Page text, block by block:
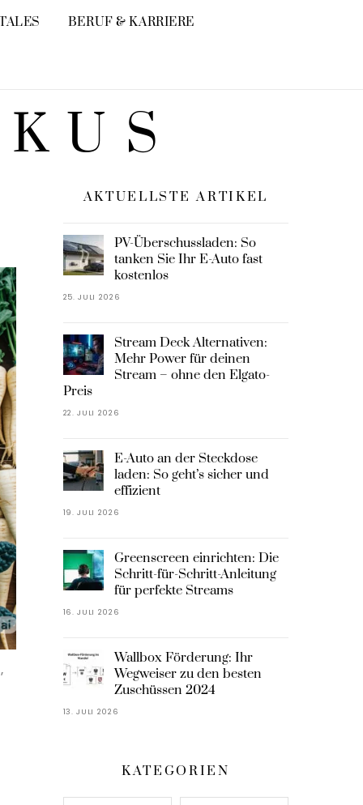
BERUF & KARRIERE
,
AKTUELLSTE ARTIKEL
PV-Überschussladen: So
tanken Sie Ihr E-Auto fast
kostenlos
25. JULI 2026
Stream Deck Alternativen:
Mehr Power für deinen
Stream – ohne den Elgato-
Preis
22. JULI 2026
E-Auto an der Steckdose
laden: So geht’s sicher und
effizient
19. JULI 2026
Greenscreen einrichten: Die
Schritt-für-Schritt-Anleitung
für perfekte Streams
16. JULI 2026
Wallbox Förderung: Ihr
Wegweiser zu den besten
Zuschüssen 2024
13. JULI 2026
KATEGORIEN